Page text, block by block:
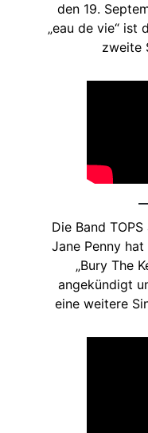
den 19.
„eau de vie“ ist
zweite
Die Band
Jane Penny
„Bury The
angekündigt
eine weitere